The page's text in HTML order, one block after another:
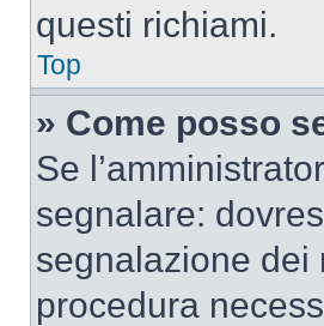
questi richiami.
Top
» Come posso
Se
segnalare:
segnalazione dei
procedura